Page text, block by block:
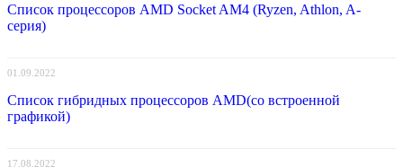
Список процессоров AMD Socket AM4 (Ryzen, Athlon, A-
серия)
01.09.2022
Список гибридных процессоров AMD(со встроенной
графикой)
17.08.2022